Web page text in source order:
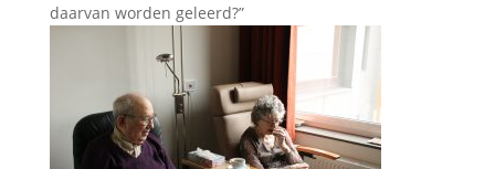
daarvan worden geleerd?”